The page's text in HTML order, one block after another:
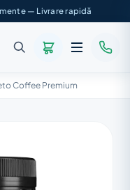
— Livrare rapidă
Coffee Premium